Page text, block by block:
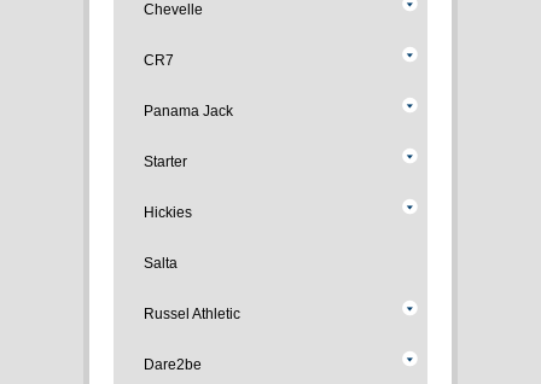
Chevelle
CR7
Panama Jack
Starter
Hickies
Salta
Russel Athletic
Dare2be